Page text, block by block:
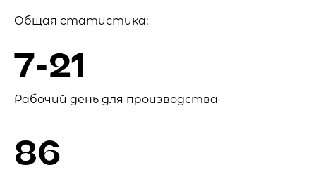
Общая статистика:
7-21
Рабочий день для производства
86